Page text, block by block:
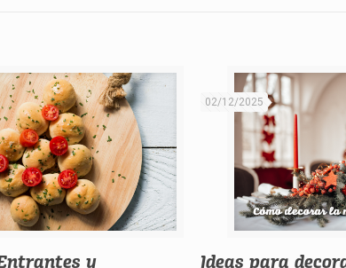
y
02/12/2025
Ideas para